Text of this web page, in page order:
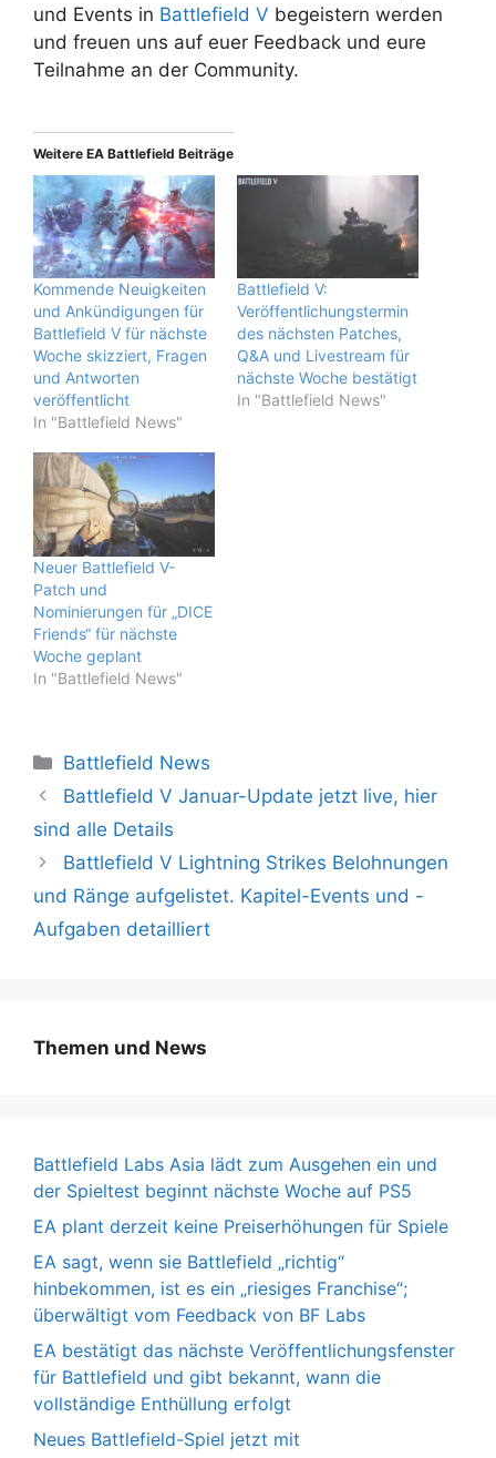
und Events in Battlefield V begeistern werden
und freuen uns auf euer Feedback und eure
Teilnahme an der Community.
Weitere EA Battlefield Beiträge
Kommende Neuigkeiten
und Ankündigungen für
Battlefield V für nächste
Woche skizziert, Fragen
und Antworten
veröffentlicht
In "Battlefield News"
Battlefield V:
Veröffentlichungstermin
des nächsten Patches,
Q&A und Livestream für
nächste Woche bestätigt
In "Battlefield News"
Neuer Battlefield V-
Patch und
Nominierungen für „DICE
Friends“ für nächste
Woche geplant
In "Battlefield News"
Kategorien
Battlefield News
Battlefield V Januar-Update jetzt live, hier
sind alle Details
Battlefield V Lightning Strikes Belohnungen
und Ränge aufgelistet. Kapitel-Events und -
Aufgaben detailliert
Themen und News
Battlefield Labs Asia lädt zum Ausgehen ein und
der Spieltest beginnt nächste Woche auf PS5
EA plant derzeit keine Preiserhöhungen für Spiele
EA sagt, wenn sie Battlefield „richtig“
hinbekommen, ist es ein „riesiges Franchise“;
überwältigt vom Feedback von BF Labs
EA bestätigt das nächste Veröffentlichungsfenster
für Battlefield und gibt bekannt, wann die
vollständige Enthüllung erfolgt
Neues Battlefield-Spiel jetzt mit